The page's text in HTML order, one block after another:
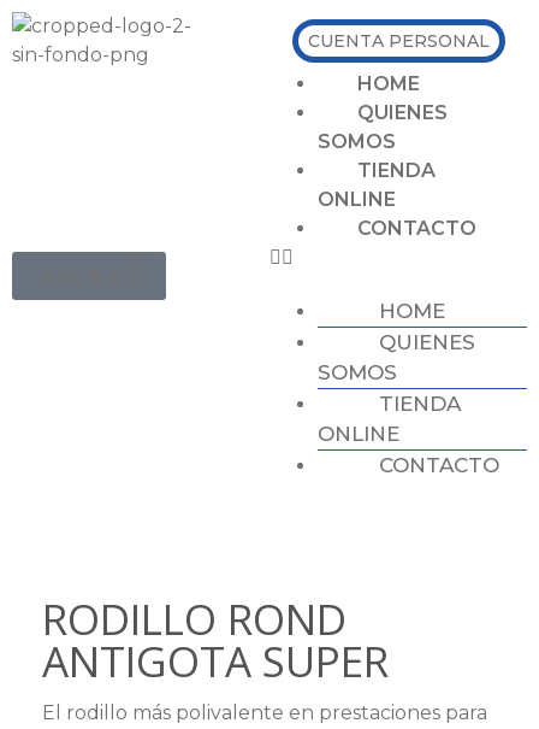
HOME
QUIENES
SOMOS
TIENDA
ONLINE
CONTACTO
HOME
QUIENES
SOMOS
TIENDA
ONLINE
CONTACTO
CUENTA PERSONAL
RODILLO ROND
ANTIGOTA SUPER
El rodillo más polivalente en prestaciones para